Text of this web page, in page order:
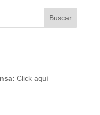
Click aquí